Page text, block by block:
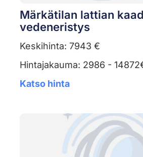
Märkätilan lattian
vedeneristys
Keskihinta: 7943 €
Hintajakauma: 2986 -
Katso hinta